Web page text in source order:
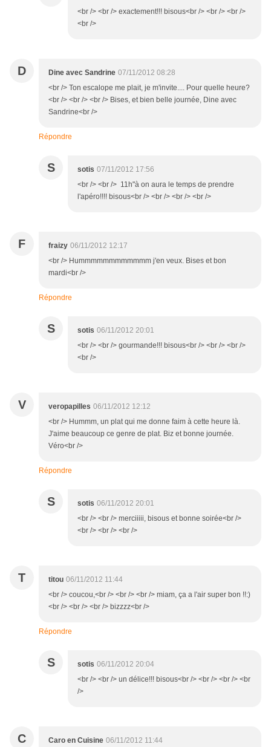
<br /> <br /> exactement!!! bisous<br /> <br /> <br />
<br />
D Dine avec Sandrine 07/11/2012 08:28
<br /> Ton escalope me plait, je m'invite.... Pour quelle heure?
<br /> <br /> <br /> Bises, et bien belle journée, Dine avec
Sandrine<br />
Répondre
S sotis 07/11/2012 17:56
<br /> <br /> 11h"à on aura le temps de prendre
l'apéro!!!! bisous<br /> <br /> <br /> <br />
F fraizy 06/11/2012 12:17
<br /> Hummmmmmmmmmmm j'en veux. Bises et bon
mardi<br />
Répondre
S sotis 06/11/2012 20:01
<br /> <br /> gourmande!!! bisous<br /> <br /> <br />
<br />
V veropapilles 06/11/2012 12:12
<br /> Hummm, un plat qui me donne faim à cette heure là.
J'aime beaucoup ce genre de plat. Biz et bonne journée.
Véro<br />
Répondre
S sotis 06/11/2012 20:01
<br /> <br /> merciiiii, bisous et bonne soirée<br />
<br /> <br /> <br />
T titou 06/11/2012 11:44
<br /> coucou,<br /> <br /> <br /> miam, ça a l'air super bon !!:)
<br /> <br /> <br /> bizzzz<br />
Répondre
S sotis 06/11/2012 20:04
<br /> <br /> un délice!!! bisous<br /> <br /> <br /> <br
/>
C Caro en Cuisine 06/11/2012 11:44